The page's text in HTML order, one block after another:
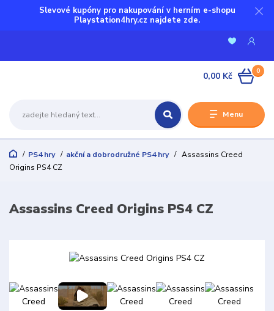
Slevové kupóny pro nakupování v herním e-shopu
Playstation4hry.cz najdete zde.
Menu
0
0,00 Kč
PS4 hry akční a dobrodružné PS4 hry
Assassins Creed
Origins PS4 CZ
Assassins Creed Origins PS4 CZ